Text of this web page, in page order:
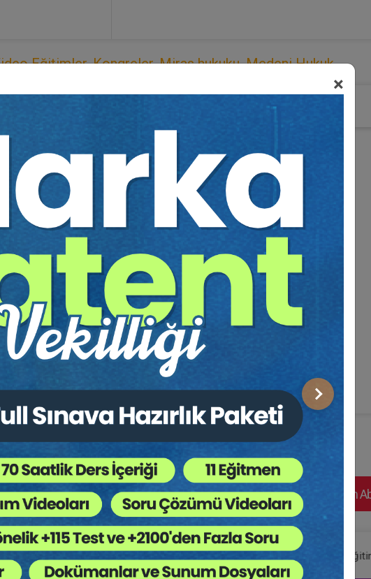
×
Sonraki
Eğitimler,Kongreler,Miras hukuku,Medeni Hukuk
Kararlarının İncelenmesi
Video Eğitim
Hukuk